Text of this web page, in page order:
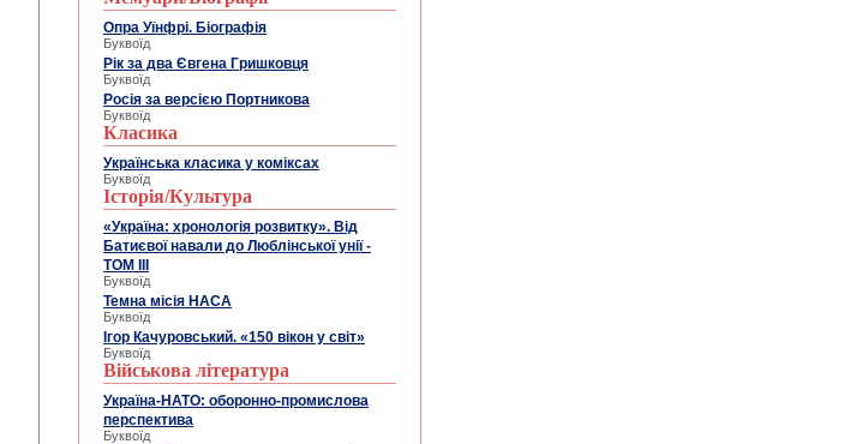
Опра Уїнфрі. Біографія
Буквоїд
Рік за два Євгена Гришковця
Буквоїд
Росія за версією Портникова
Буквоїд
Класика
Українська класика у коміксах
Буквоїд
Історія/Культура
«Україна: хронологія розвитку». Від
Батиєвої навали до Люблінської унії -
ТОМ ІІІ
Буквоїд
Темна місія НАСА
Буквоїд
Ігор Качуровський. «150 вікон у світ»
Буквоїд
Військова література
Україна-НАТО: оборонно-промислова
перспектива
Буквоїд